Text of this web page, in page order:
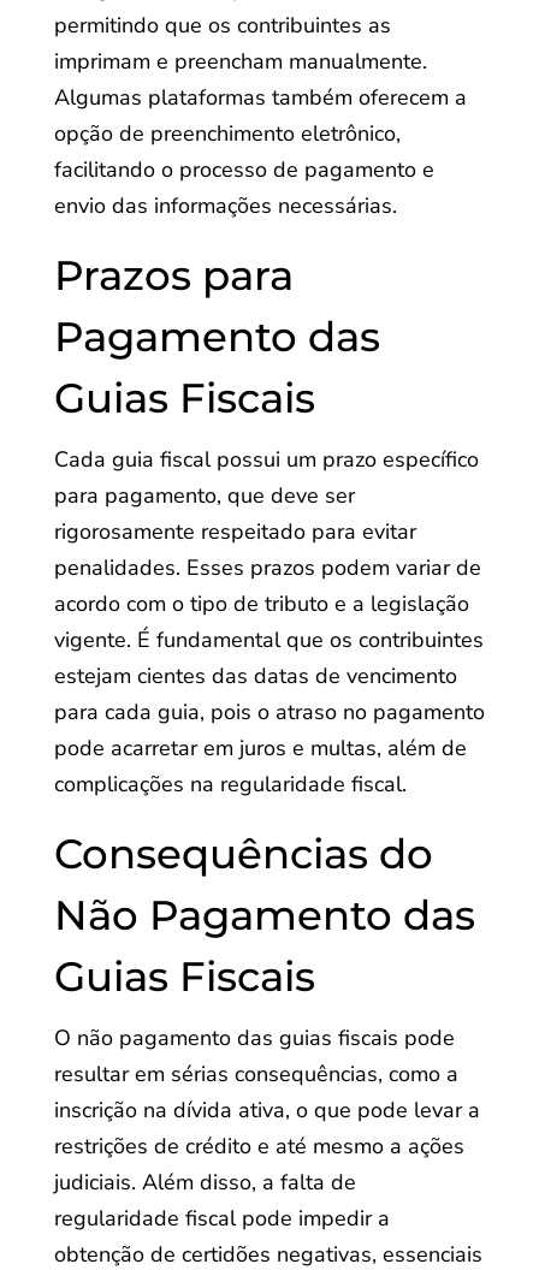
permitindo que os contribuintes as
imprimam e preencham manualmente.
Algumas plataformas também oferecem a
opção de preenchimento eletrônico,
facilitando o processo de pagamento e
envio das informações necessárias.
Prazos para
Pagamento das
Guias Fiscais
Cada guia fiscal possui um prazo específico
para pagamento, que deve ser
rigorosamente respeitado para evitar
penalidades. Esses prazos podem variar de
acordo com o tipo de tributo e a legislação
vigente. É fundamental que os contribuintes
estejam cientes das datas de vencimento
para cada guia, pois o atraso no pagamento
pode acarretar em juros e multas, além de
complicações na regularidade fiscal.
Consequências do
Não Pagamento das
Guias Fiscais
O não pagamento das guias fiscais pode
resultar em sérias consequências, como a
inscrição na dívida ativa, o que pode levar a
restrições de crédito e até mesmo a ações
judiciais. Além disso, a falta de
regularidade fiscal pode impedir a
obtenção de certidões negativas, essenciais